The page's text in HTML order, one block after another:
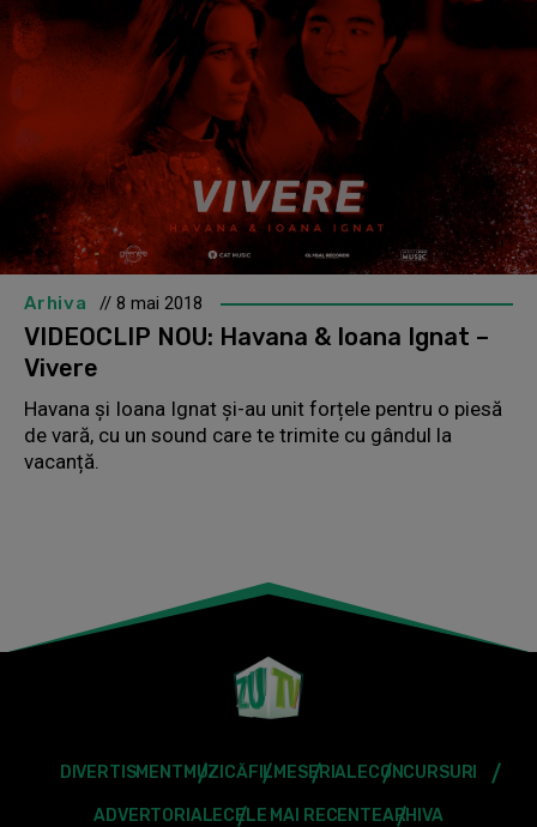
Arhiva // 8 mai 2018
VIDEOCLIP NOU: Havana & Ioana Ignat –
Vivere
Havana și Ioana Ignat și-au unit forțele pentru o piesă
de vară, cu un sound care te trimite cu gândul la
vacanță.
DIVERTISMENT MUZICĂFILMESERIALECONCURSURI
ADVERTORIALECELE MAI RECENTEARHIVA